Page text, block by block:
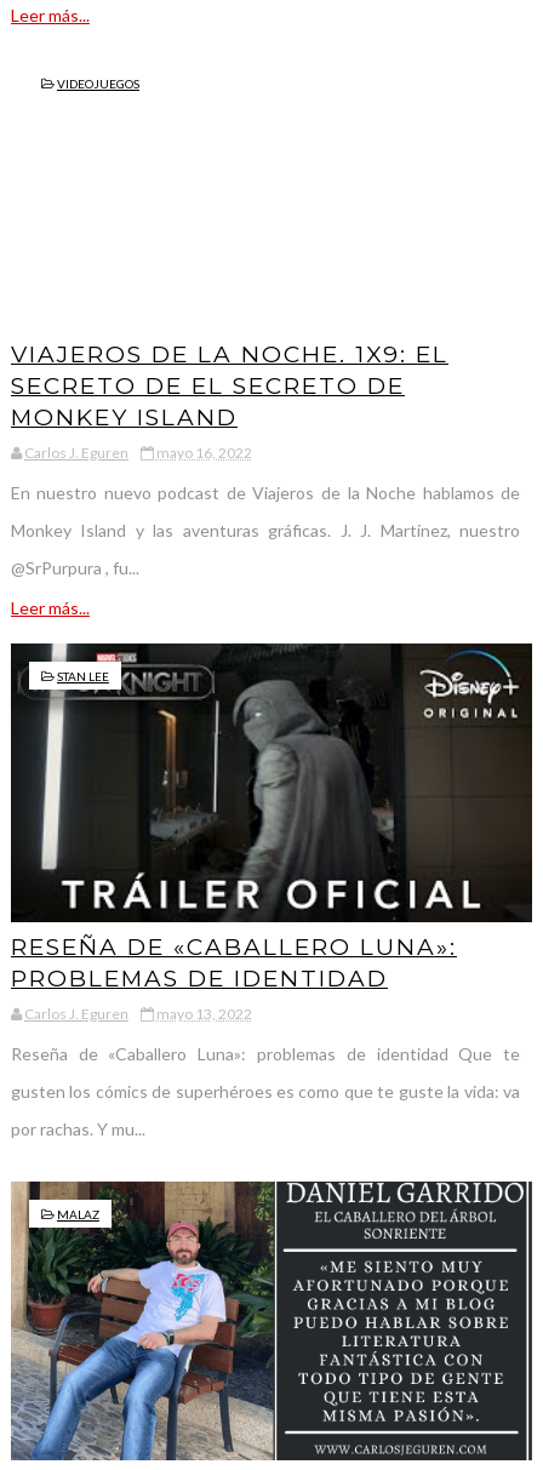
Leer más...
VIDEOJUEGOS
VIAJEROS DE LA NOCHE. 1X9: EL
SECRETO DE EL SECRETO DE
MONKEY ISLAND
Carlos J. Eguren mayo 16, 2022
En nuestro nuevo podcast de Viajeros de la Noche hablamos de
Monkey Island y las aventuras gráficas. J. J. Martínez, nuestro
@SrPurpura , fu...
Leer más...
STAN LEE
RESEÑA DE «CABALLERO LUNA»:
PROBLEMAS DE IDENTIDAD
Carlos J. Eguren mayo 13, 2022
Reseña de «Caballero Luna»: problemas de identidad Que te
gusten los cómics de superhéroes es como que te guste la vida: va
por rachas. Y mu...
MALAZ